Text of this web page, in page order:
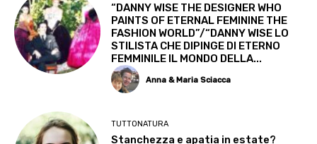
“DANNY WISE THE DESIGNER WHO
PAINTS OF ETERNAL FEMININE THE
FASHION WORLD”/“DANNY WISE LO
STILISTA CHE DIPINGE DI ETERNO
FEMMINILE IL MONDO DELLA...
Anna & Maria Sciacca
TUTTONATURA
Stanchezza e apatia in estate?